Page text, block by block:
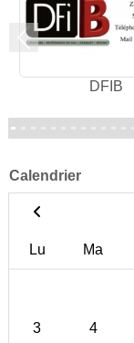
DFIB
Précedent
Calendrier
Lu Ma
3 4